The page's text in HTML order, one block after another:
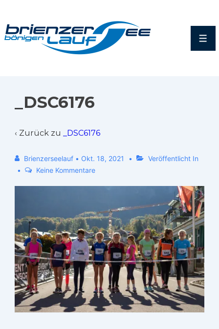
_DSC6176
‹ Zurück zu _DSC6176
Brienzerseelauf • Okt. 18, 2021
Veröffentlicht In
Keine Kommentare